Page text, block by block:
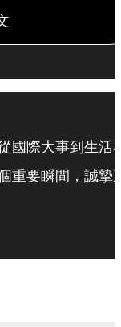
國際大事到生活
重要瞬間，誠摯